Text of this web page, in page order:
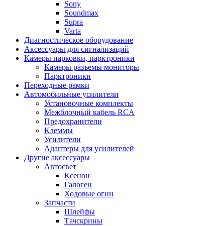
Sony
Soundmax
Supra
Varta
Диагностическое оборудование
Аксессуары для сигнализаций
Камеры парковки, парктроники
Камеры разъемы мониторы
Парктроники
Переходные рамки
Автомобильные усилители
Установочные комплекты
Межблочный кабель RCA
Предохранители
Клеммы
Усилители
Адаптеры для усилителей
Другие аксессуары
Автосвет
Ксенон
Галоген
Ходовые огни
Запчасти
Шлейфы
Тачскрины